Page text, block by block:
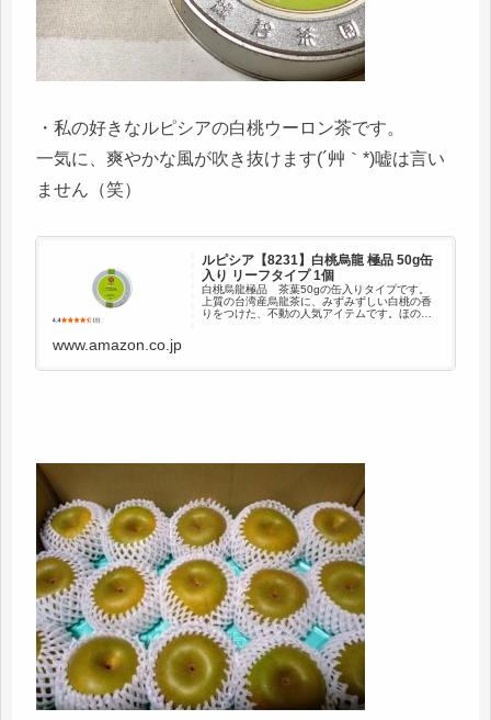
・私の好きなルピシアの白桃ウーロン茶です。
一気に、爽やかな風が吹き抜けます(´艸｀*)嘘は言い
ません（笑）
ルピシア【8231】白桃烏龍 極品 50g缶
入り リーフタイプ 1個
白桃烏龍極品 茶葉50gの缶入りタイプです。
上質の台湾産烏龍茶に、みずみずしい白桃の香
りをつけた、不動の人気アイテムです。ほのか
www.amazon.co.jp